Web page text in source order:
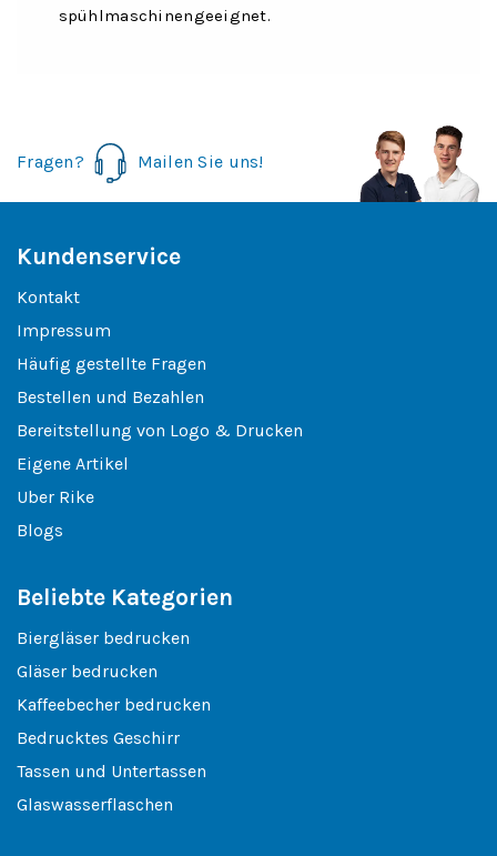
spühlmaschinengeeignet.
Fragen? Mailen Sie uns!
Kundenservice
Kontakt
Impressum
Häufig gestellte Fragen
Bestellen und Bezahlen
Bereitstellung von Logo & Drucken
Eigene Artikel
Uber Rike
Blogs
Beliebte Kategorien
Biergläser bedrucken
Gläser bedrucken
Kaffeebecher bedrucken
Bedrucktes Geschirr
Tassen und Untertassen
Glaswasserflaschen